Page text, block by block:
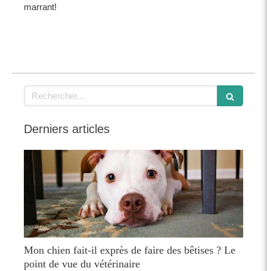
marrant!
Rechercher
Derniers articles
Mon chien fait-il exprès de faire des bêtises ? Le
point de vue du vétérinaire